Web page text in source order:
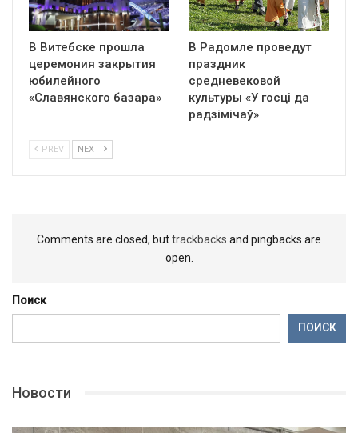
В Витебске прошла
церемония закрытия
юбилейного
«Славянского базара»
В Радомле проведут
праздник
средневековой
культуры «У госці да
радзімічаў»
PREV NEXT
Comments are closed, buttrackbacks and pingbacks are
open.
Поиск
ПОИСК
Новости